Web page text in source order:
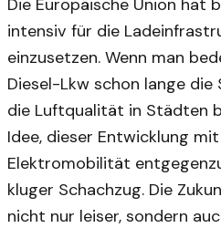
Die Europäische Union hat
intensiv für die
einzusetzen. Wenn man
Diesel-Lkw schon lange
die Luftqualität in Städten
Idee, dieser Entwicklung
Elektromobilität
kluger Schachzug. Die
nicht nur leiser, sondern